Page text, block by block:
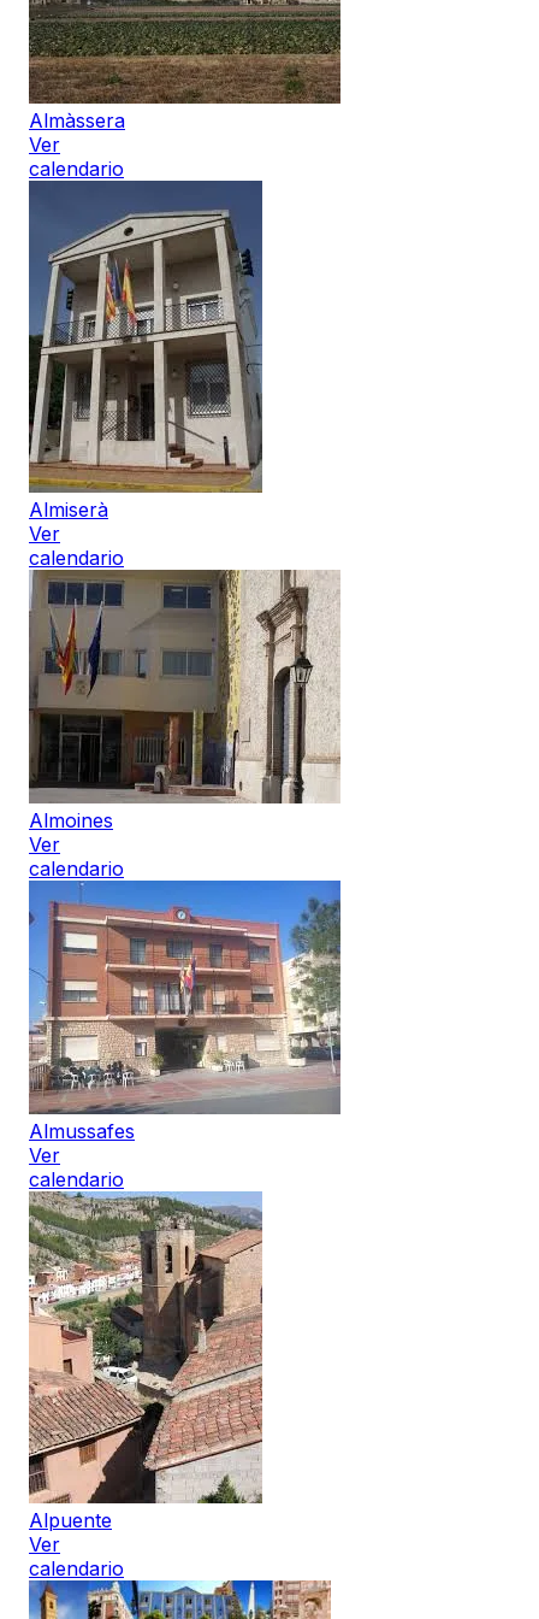
Almàssera
Ver
calendario
Almiserà
Ver
calendario
Almoines
Ver
calendario
Almussafes
Ver
calendario
Alpuente
Ver
calendario